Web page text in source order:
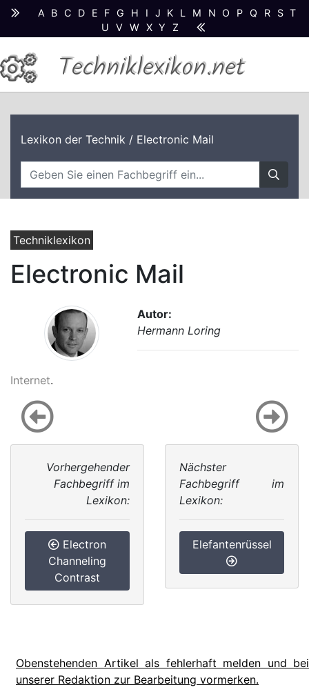
A B C D E F G H I J K L M N O P Q R S T
U
V W X Y Z
Techniklexikon.net
Lexikon der Technik / Electronic Mail
Techniklexikon
Electronic Mail
Autor:
Hermann Loring
Internet.
Vorhergehender
Fachbegriff im
Lexikon:
Electron
Channeling
Contrast
Nächster
Fachbegriff im
Lexikon:
Elefantenrüssel
Obenstehenden Artikel als fehlerhaft melden und bei
unserer Redaktion zur Bearbeitung vormerken.